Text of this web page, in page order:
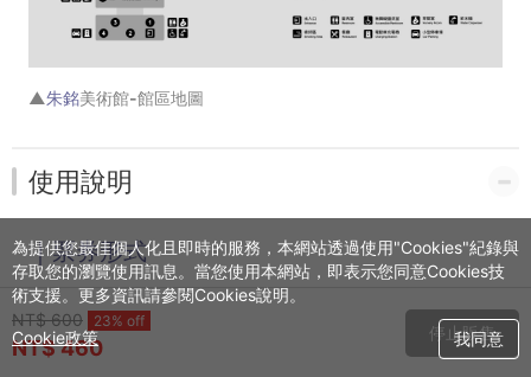
▲朱銘美術館-館區地圖
使用說明
｜票券形式
此為電子票(QR Code)，不另外寄送紙本票券。
付款完成後，請至您的信箱收取【付款成功通知信】，
憑信件內附之QR Code進行核銷；或至網站的【會員
NT$ 600 23% off
NT$ 460
停止販售
為提供您最佳個人化且即時的服務，本網站透過使用"Cookies"紀錄與
存取您的瀏覽使用訊息。當您使用本網站，即表示您同意Cookies技
術支援。更多資訊請參閱Cookies說明。
我同意
Cookie政策